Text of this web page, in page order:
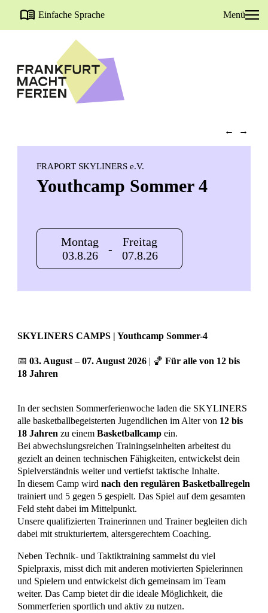
Einfache Sprache Menü
← →
FRAPORT SKYLINERS e.V.
Youthcamp Sommer 4
Montag
03.8.26
-
Freitag
07.8.26
SKYLINERS CAMPS | Youthcamp Sommer-4
📅03. August – 07. August 2026 | 🏀Für alle von 12 bis
18 Jahren
In der sechsten Sommerferienwoche laden die SKYLINERS
alle basketballbegeisterten Jugendlichen im Alter von 12 bis
18 Jahren zu einemBasketballcamp ein.
Bei abwechslungsreichen Trainingseinheiten arbeitest du
gezielt an deinen technischen Fähigkeiten, entwickelst dein
Spielverständnis weiter und vertiefst taktische Inhalte.
In diesem Camp wirdnach den regulären Basketballregeln
trainiert und 5 gegen 5 gespielt. Das Spiel auf dem gesamten
Feld steht dabei im Mittelpunkt.
Unsere qualifizierten Trainerinnen und Trainer begleiten dich
dabei mit strukturiertem, altersgerechtem Coaching.
Neben Technik- und Taktiktraining sammelst du viel
Spielpraxis, misst dich mit anderen motivierten Spielerinnen
und Spielern und entwickelst dich gemeinsam im Team
weiter. Das Camp bietet dir die ideale Möglichkeit, die
Sommerferien sportlich und aktiv zu nutzen.